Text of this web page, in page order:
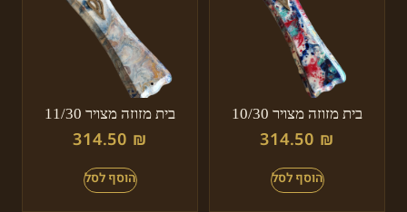
בית מזוזה מצויר 10/30
314.50 ₪
בית מזוזה מצויר 11/30
314.50 ₪